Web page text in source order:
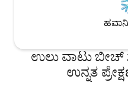
ಉಲು ವಾಟು ಬೀಚ್
ಉನ್ನತ